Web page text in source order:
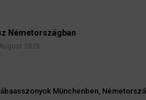
Névadási szabályok
INFÓK
Münchenben,